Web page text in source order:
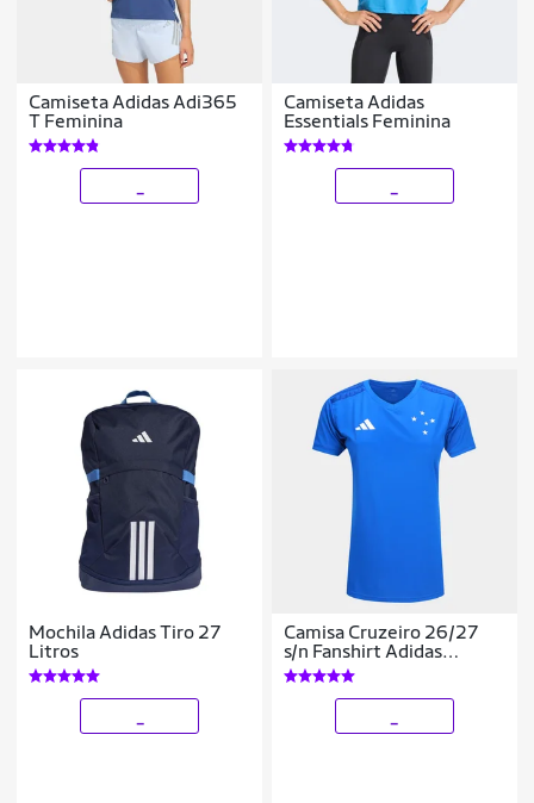
Camiseta Adidas Adi365
T Feminina
Camiseta Adidas
Essentials Feminina
Mochila Adidas Tiro 27
Litros
Camisa Cruzeiro 26/27
s/n Fanshirt Adidas
Feminina